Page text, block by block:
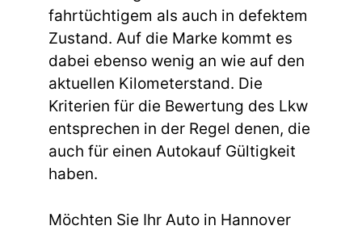
fahrtüchtigem als auch in defektem
Zustand. Auf die Marke kommt es
dabei ebenso wenig an wie auf den
aktuellen Kilometerstand. Die
Kriterien für die Bewertung des Lkw
entsprechen in der Regel denen, die
auch für einen Autokauf Gültigkeit
haben.
Möchten Sie Ihr Auto in Hannover